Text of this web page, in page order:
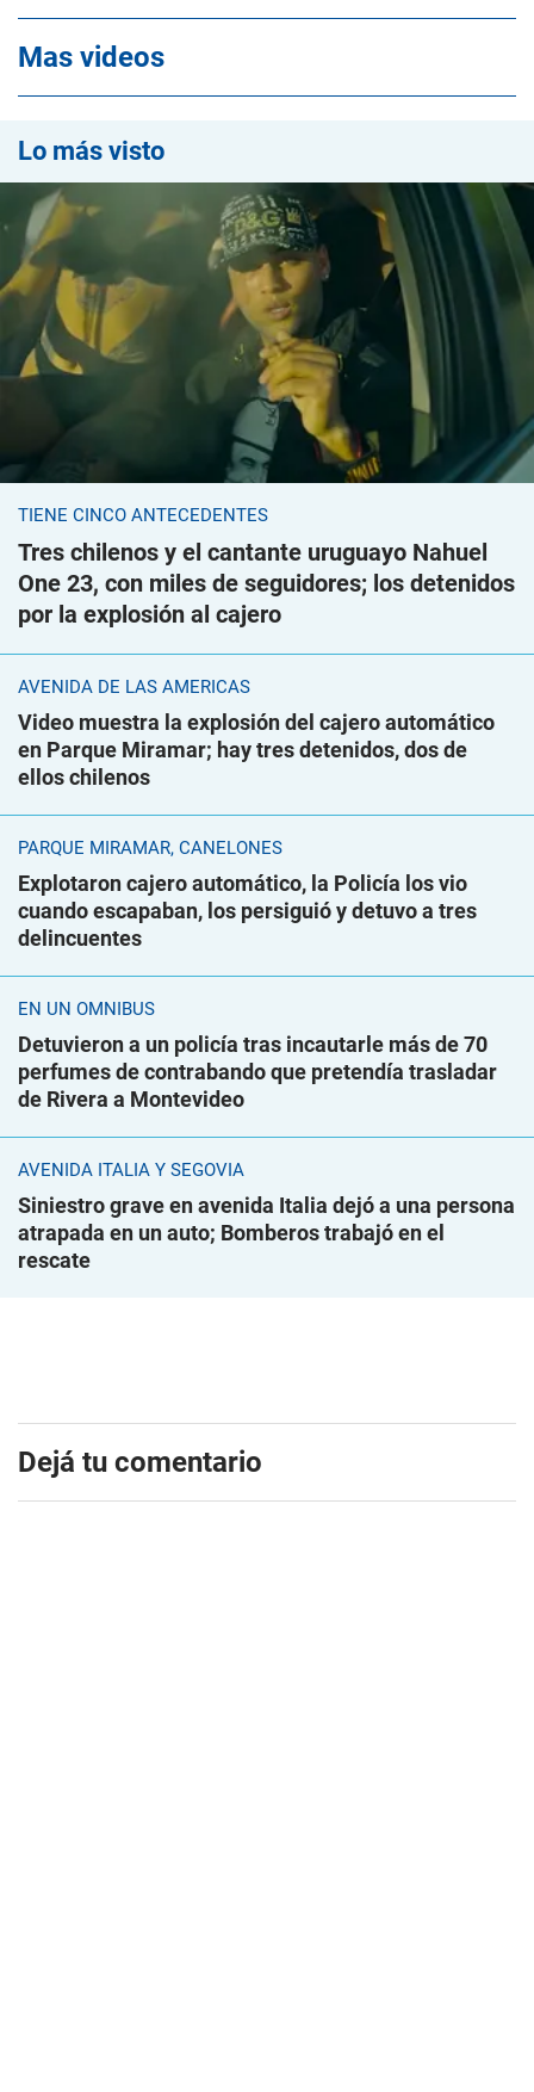
Mas videos
Lo más visto
TIENE CINCO ANTECEDENTES
Tres chilenos y el cantante uruguayo Nahuel
One 23, con miles de seguidores; los detenidos
por la explosión al cajero
AVENIDA DE LAS AMÉRICAS
Video muestra la explosión del cajero automático
en Parque Miramar; hay tres detenidos, dos de
ellos chilenos
PARQUE MIRAMAR, CANELONES
Explotaron cajero automático, la Policía los vio
cuando escapaban, los persiguió y detuvo a tres
delincuentes
EN UN ÓMNIBUS
Detuvieron a un policía tras incautarle más de 70
perfumes de contrabando que pretendía trasladar
de Rivera a Montevideo
AVENIDA ITALIA Y SEGOVIA
Siniestro grave en avenida Italia dejó a una persona
atrapada en un auto; Bomberos trabajó en el
rescate
Dejá tu comentario